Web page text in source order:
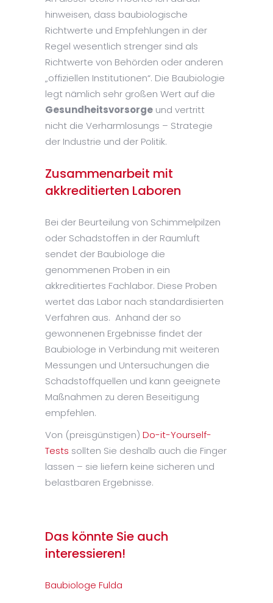
hinweisen, dass baubiologische
Richtwerte und Empfehlungen in der
Regel wesentlich strenger sind als
Richtwerte von Behörden oder anderen
„offiziellen Institutionen“. Die Baubiologie
legt nämlich sehr großen Wert auf die
Gesundheitsvorsorge und vertritt
nicht die Verharmlosungs – Strategie
der Industrie und der Politik.
Zusammenarbeit mit
akkreditierten Laboren
Bei der Beurteilung von Schimmelpilzen
oder Schadstoffen in der Raumluft
sendet der Baubiologe die
genommenen Proben in ein
akkreditiertes Fachlabor. Diese Proben
wertet das Labor nach standardisierten
Verfahren aus. Anhand der so
gewonnenen Ergebnisse findet der
Baubiologe in Verbindung mit weiteren
Messungen und Untersuchungen die
Schadstoffquellen und kann geeignete
Maßnahmen zu deren Beseitigung
empfehlen.
Von (preisgünstigen) Do-it-Yourself-
Tests sollten Sie deshalb auch die Finger
lassen – sie liefern keine sicheren und
belastbaren Ergebnisse.
Das könnte Sie auch
interessieren!
Baubiologe Fulda